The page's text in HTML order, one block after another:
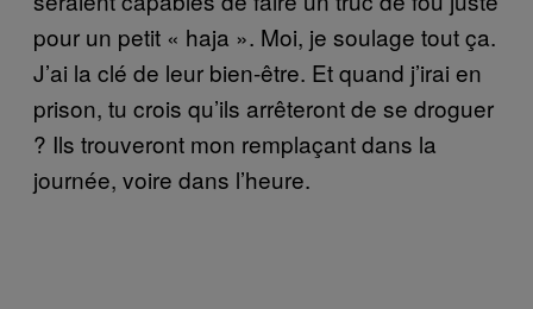
pour un petit « haja ». Moi, je soulage tout ça.
J’ai la clé de leur bien-être. Et quand j’irai en
prison, tu crois qu’ils arrêteront de se droguer
? Ils trouveront mon remplaçant dans la
journée, voire dans l’heure.